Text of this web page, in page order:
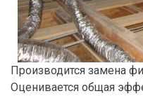
Производится замена
Оценивается общая